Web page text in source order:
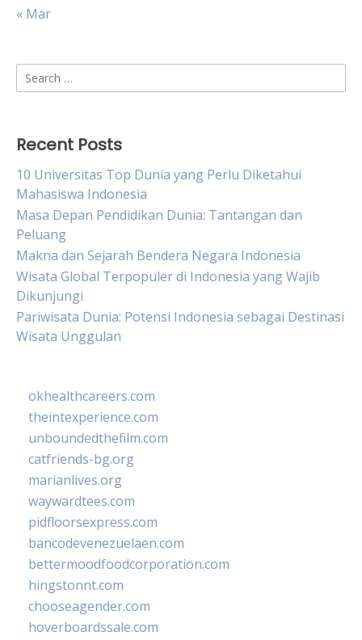
« Mar
Search
for:
Recent Posts
10 Universitas Top Dunia yang Perlu Diketahui
Mahasiswa Indonesia
Masa Depan Pendidikan Dunia: Tantangan dan
Peluang
Makna dan Sejarah Bendera Negara Indonesia
Wisata Global Terpopuler di Indonesia yang Wajib
Dikunjungi
Pariwisata Dunia: Potensi Indonesia sebagai Destinasi
Wisata Unggulan
okhealthcareers.com
theintexperience.com
unboundedthefilm.com
catfriends-bg.org
marianlives.org
waywardtees.com
pidfloorsexpress.com
bancodevenezuelaen.com
bettermoodfoodcorporation.com
hingstonnt.com
chooseagender.com
hoverboardssale.com